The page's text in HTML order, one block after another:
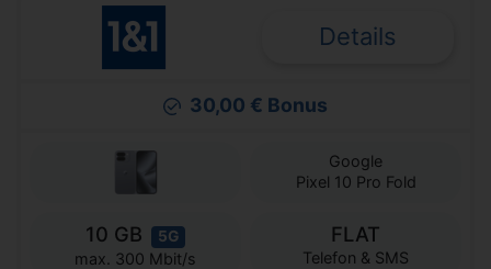
Details
30,00 € Bonus
Google
Pixel 10 Pro Fold
10 GB 5G
max. 300 Mbit/s
FLAT
Telefon & SMS